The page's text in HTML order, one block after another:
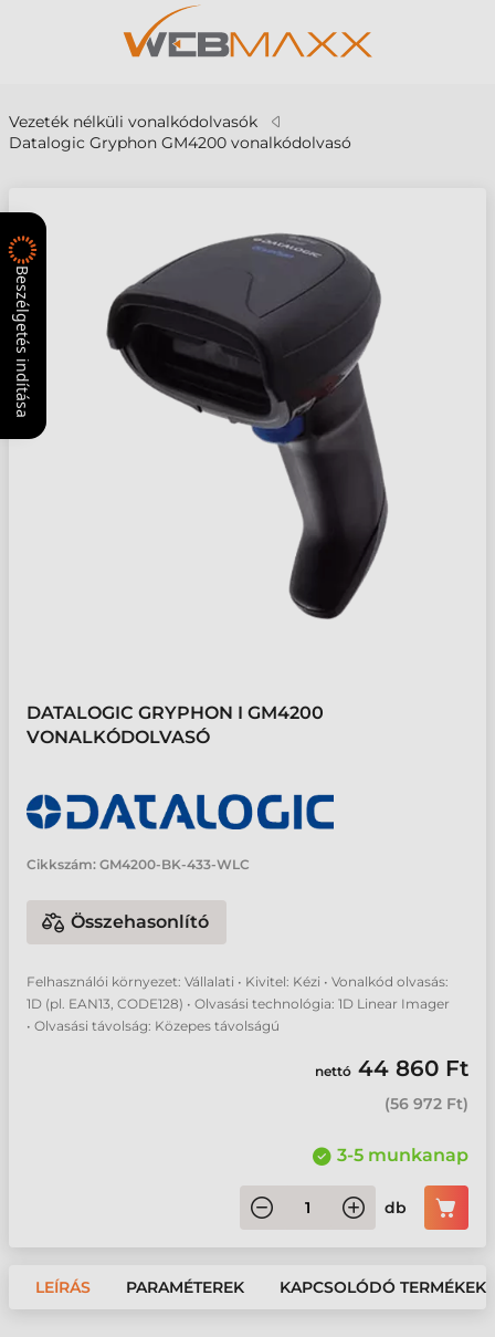
Vezeték nélküli vonalkódolvasók
Datalogic Gryphon GM4200 vonalkódolvasó
DATALOGIC GRYPHON I GM4200
VONALKÓDOLVASÓ
Cikkszám: GM4200-BK-433-WLC
Összehasonlító
Felhasználói környezet: Vállalati • Kivitel: Kézi • Vonalkód olvasás:
1D (pl. EAN13, CODE128) • Olvasási technológia: 1D Linear Imager
• Olvasási távolság: Közepes távolságú
nettó 44 860 Ft
(56 972 Ft)
3-5 munkanap
db
LEÍRÁS PARAMÉTEREK KAPCSOLÓDÓ TERMÉKEK
Beszélgetés indítása